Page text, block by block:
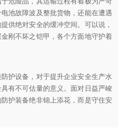
池故障波及整批货物，还能在遭遇
供绝对安全的缓冲空间。可以说，
刚不坏之铠甲，各个方面地守护着
设备，对于提升企业安全生产水
有不可估量的意义。面对日益严峻
护装备绝非锦上添花，而是守住安